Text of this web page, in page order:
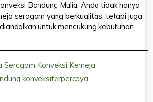
Bandung Mulia, Anda tidak hanya
seragam yang berkualitas, tetapi juga
untuk mendukung kebutuhan
Seragam Konveksi Kemeja
konveksiterpercaya